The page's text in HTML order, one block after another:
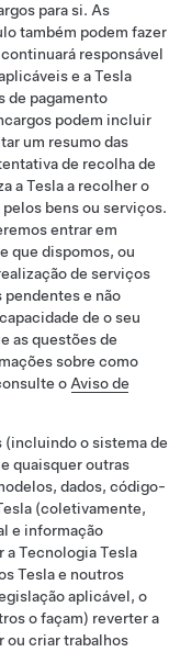
para si. As
também podem fazer
responsável
e a Tesla
de pagamento
podem incluir
um resumo das
de recolha de
a Tesla a recolher o
bens ou serviços.
entrar em
que dispomos, ou
de serviços
pendentes e não
de o seu
as questões de
sobre como
o Aviso de
(incluindo o sistema de
quaisquer outras
dados, código-
(coletivamente,
e informação
Tecnologia Tesla
Tesla e noutros
aplicável, o
o façam) reverter a
ou criar trabalhos